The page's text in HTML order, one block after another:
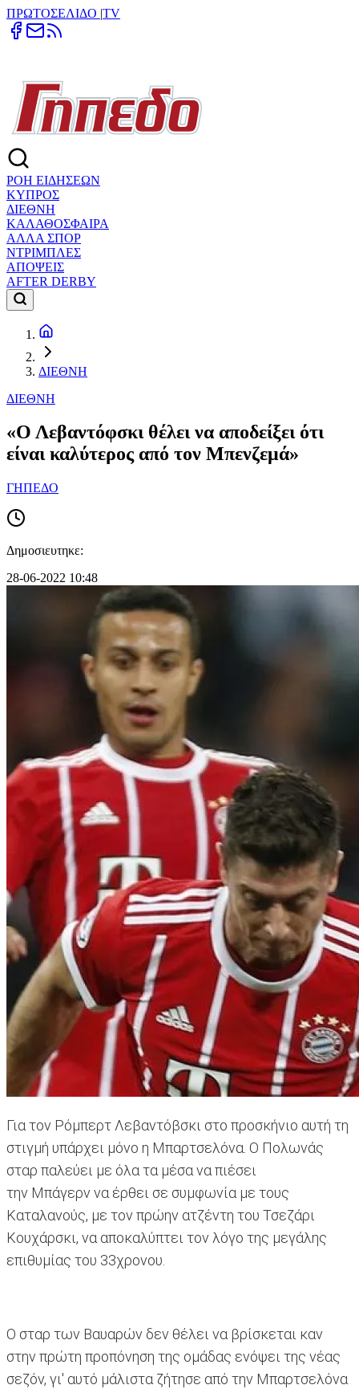
ΠΡΩΤΟΣΕΛΙΔΟ |TV
ΡΟΗ ΕΙΔΗΣΕΩΝ
ΚΥΠΡΟΣ
ΔΙΕΘΝΗ
ΚΑΛΑΘΟΣΦΑΙΡΑ
ΑΛΛΑ ΣΠΟΡ
ΝΤΡΙΜΠΛΕΣ
ΑΠΟΨΕΙΣ
AFTER DERBY
ΔΙΕΘΝΗ
ΔΙΕΘΝΗ
«Ο Λεβαντόφσκι θέλει να αποδείξει ότι
είναι καλύτερος από τον Μπενζεμά»
ΓΗΠΕΔΟ
Δημοσιευτηκε:
28-06-2022 10:48
Για τον Ρόμπερτ Λεβαντόβσκι στο προσκήνιο αυτή τη
στιγμή υπάρχει μόνο η Μπαρτσελόνα. Ο Πολωνάς
σταρ παλεύει με όλα τα μέσα να πιέσει
την Μπάγερν να έρθει σε συμφωνία με τους
Καταλανούς, με τον πρώην ατζέντη του Τσεζάρι
Κουχάρσκι, να αποκαλύπτει τον λόγο της μεγάλης
επιθυμίας του 33χρονου.
Ο σταρ των Βαυαρών δεν θέλει να βρίσκεται καν
στην πρώτη προπόνηση της ομάδας ενόψει της νέας
σεζόν, γι' αυτό μάλιστα ζήτησε από την Μπαρτσελόνα